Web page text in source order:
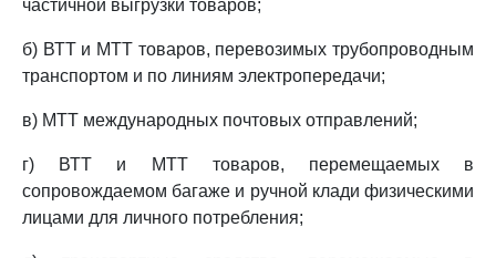
частичной выгрузки товаров;
б) ВТТ и МТТ товаров, перевозимых трубопроводным
транспортом и по линиям электропередачи;
в) МТТ международных почтовых отправлений;
г) ВТТ и МТТ товаров, перемещаемых в
сопровождаемом багаже и ручной клади физическими
лицами для личного потребления;